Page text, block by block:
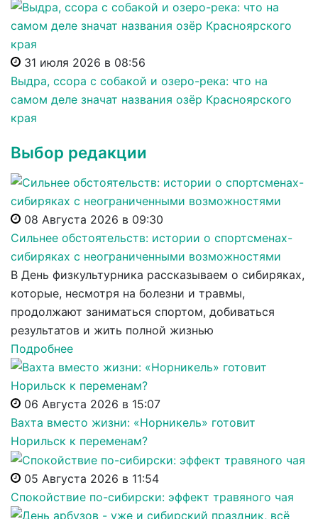
31 июля 2026 в 08:56
Выдра, ссора с собакой и озеро-река: что на
самом деле значат названия озёр Красноярского
края
Выбор редакции
08 Августа 2026 в 09:30
Сильнее обстоятельств: истории о спортсменах-
сибиряках с неограниченными возможностями
В День физкультурника рассказываем о сибиряках,
которые, несмотря на болезни и травмы,
продолжают заниматься спортом, добиваться
результатов и жить полной жизнью
Подробнее
06 Августа 2026 в 15:07
Вахта вместо жизни: «Норникель» готовит
Норильск к переменам?
05 Августа 2026 в 11:54
Спокойствие по-сибирски: эффект травяного чая